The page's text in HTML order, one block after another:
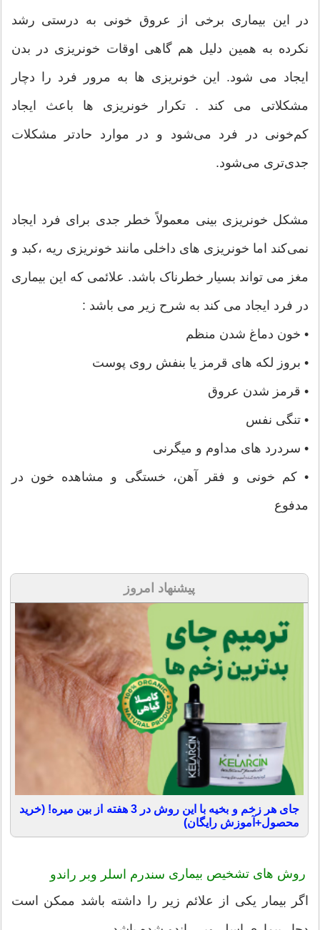
در این بیماری برخی از عروق خونی به درستی رشد
نکرده به همین دلیل هم گاهی اوقات خونریزی در بدن
ایجاد می شود. این خونریزی ها به مرور فرد را دچار
مشکلاتی می کند . تکرار خونریزی ها باعث ایجاد
کم‌خونی در فرد می‌شود و در موارد حادتر مشکلات
جدی‌تری می‌شود.
مشکل خونریزی بینی معمولاً خطر جدی برای فرد ایجاد
نمی‌کند اما خونریزی های داخلی مانند خونریزی ریه ،کبد و
مغز می تواند بسیار خطرناک باشد. علائمی که این بیماری
در فرد ایجاد می کند به شرح زیر می باشد :
• خون دماغ شدن منظم
• بروز لکه های قرمز یا بنفش روی پوست
• قرمز شدن عروق
• تنگی نفس
• سردرد های مداوم و میگرنی
• کم خونی و فقر آهن، خستگی و مشاهده خون در
مدفوع
پیشنهاد امروز
جای هر زخم و بخیه با این روش در 3 هفته از بین میره! (خرید
محصول+آموزش رایگان)
روش های تشخیص بیماری سندرم اسلر وبر راندو
اگر بیمار یکی از علائم زیر را داشته باشد ممکن است